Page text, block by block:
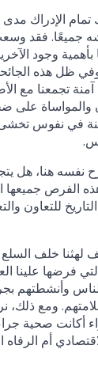
تمام الإدراك مدى
جميعًا. فقد
بأهمية وجود
ظل هذه
تجمعنا مع
في نفوس
نفسه هنا، هل
الفرص جميعها
للتعاون
لهثنا خلف السلع
التي فرضها علينا
وأنشطتهم
ومع ذلك،
أم